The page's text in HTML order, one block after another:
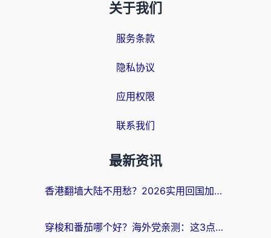
关于我们
服务条款
隐私协议
应用权限
联系我们
最新资讯
香港翻墙大陆不用愁？2026实用回国加速器指南：从选到用一步到位
穿梭和番茄哪个好？海外党亲测：这3点帮你选对回国加速器